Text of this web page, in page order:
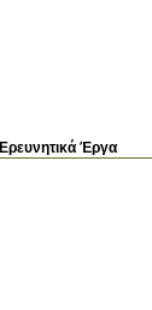
Ερευνητικά Έργα